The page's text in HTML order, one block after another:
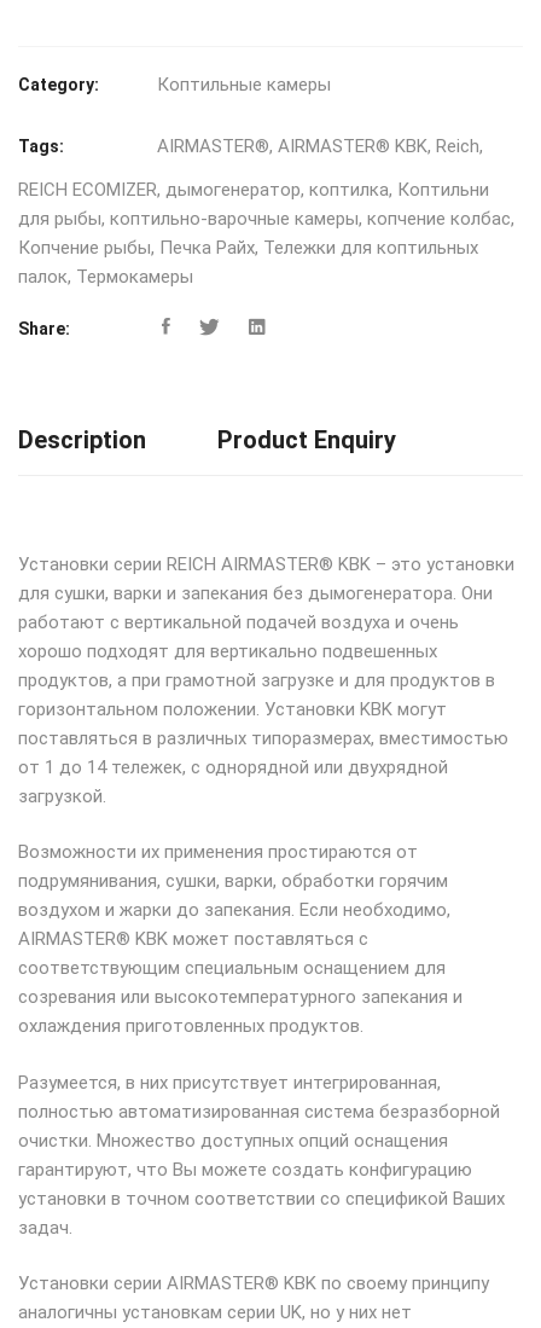
Category: Коптильные камеры
Tags: AIRMASTER®, AIRMASTER® KBK, Reich,
REICH ECOMIZER, дымогенератор, коптилка, Коптильни
для рыбы, коптильно-варочные камеры, копчение колбас,
Копчение рыбы, Печка Райх, Тележки для коптильных
палок, Термокамеры
Share:
Description Product Enquiry
Установки серии REICH AIRMASTER® KBK – это установки
для сушки, варки и запекания без дымогенератора. Они
работают с вертикальной подачей воздуха и очень
хорошо подходят для вертикально подвешенных
продуктов, а при грамотной загрузке и для продуктов в
горизонтальном положении. Установки KBK могут
поставляться в различных типоразмерах, вместимостью
от 1 до 14 тележек, с однорядной или двухрядной
загрузкой.
Возможности их применения простираются от
подрумянивания, сушки, варки, обработки горячим
воздухом и жарки до запекания. Если необходимо,
AIRMASTER® KBK может поставляться с
соответствующим специальным оснащением для
созревания или высокотемпературного запекания и
охлаждения приготовленных продуктов.
Разумеется, в них присутствует интегрированная,
полностью автоматизированная система безразборной
очистки. Множество доступных опций оснащения
гарантируют, что Вы можете создать конфигурацию
установки в точном соответствии со спецификой Ваших
задач.
Установки серии AIRMASTER® KBK по своему принципу
аналогичны установкам серии UK, но у них нет